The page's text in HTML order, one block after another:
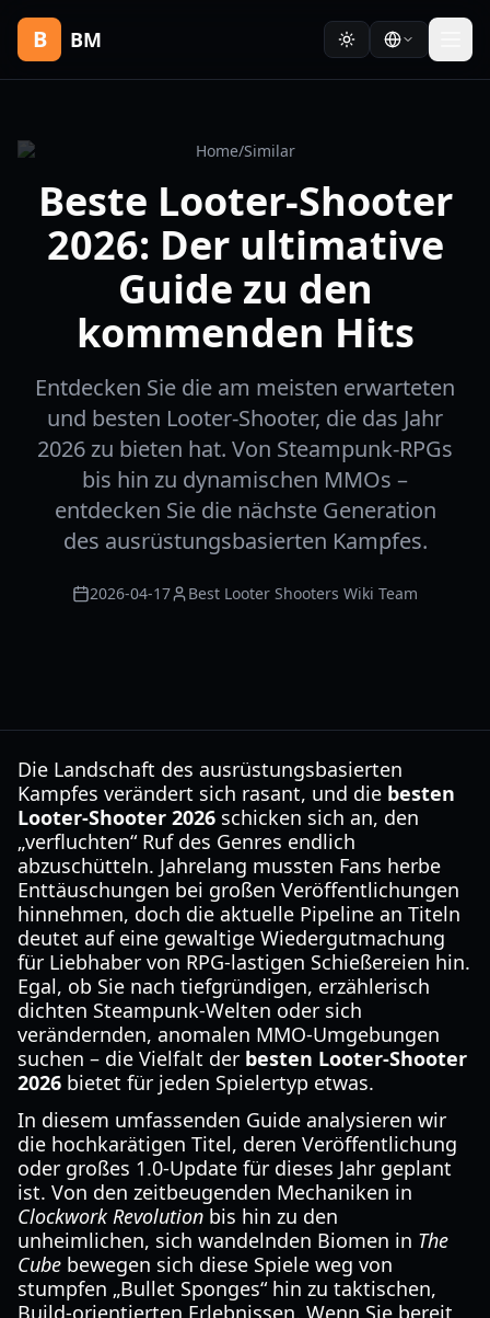
B BM
Home/Similar
Beste Looter-Shooter
2026: Der ultimative
Guide zu den
kommenden Hits
Entdecken Sie die am meisten erwarteten
und besten Looter-Shooter, die das Jahr
2026 zu bieten hat. Von Steampunk-RPGs
bis hin zu dynamischen MMOs –
entdecken Sie die nächste Generation
des ausrüstungsbasierten Kampfes.
2026-04-17 Best Looter Shooters Wiki Team
Die Landschaft des ausrüstungsbasierten
Kampfes verändert sich rasant, und die besten
Looter-Shooter 2026 schicken sich an, den
„verfluchten“ Ruf des Genres endlich
abzuschütteln. Jahrelang mussten Fans herbe
Enttäuschungen bei großen Veröffentlichungen
hinnehmen, doch die aktuelle Pipeline an Titeln
deutet auf eine gewaltige Wiedergutmachung
für Liebhaber von RPG-lastigen Schießereien hin.
Egal, ob Sie nach tiefgründigen, erzählerisch
dichten Steampunk-Welten oder sich
verändernden, anomalen MMO-Umgebungen
suchen – die Vielfalt der besten Looter-Shooter
2026 bietet für jeden Spielertyp etwas.
In diesem umfassenden Guide analysieren wir
die hochkarätigen Titel, deren Veröffentlichung
oder großes 1.0-Update für dieses Jahr geplant
ist. Von den zeitbeugenden Mechaniken in
Clockwork Revolution bis hin zu den
unheimlichen, sich wandelnden Biomen in The
Cube bewegen sich diese Spiele weg von
stumpfen „Bullet Sponges“ hin zu taktischen,
Build-orientierten Erlebnissen. Wenn Sie bereit